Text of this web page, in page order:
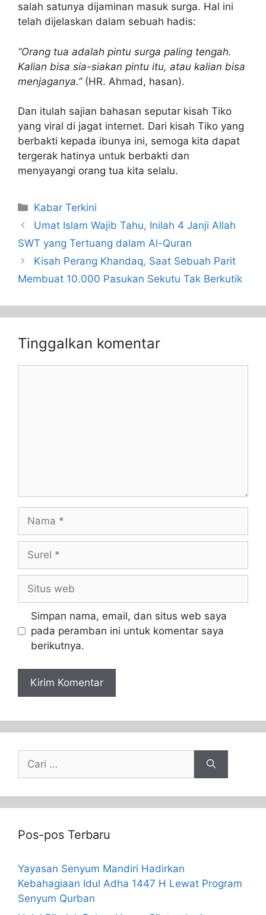
salah satunya dijaminan masuk surga. Hal ini
telah dijelaskan dalam sebuah hadis:
“Orang tua adalah pintu surga paling tengah.
Kalian bisa sia-siakan pintu itu, atau kalian bisa
menjaganya.”(HR. Ahmad, hasan).
Dan itulah sajian bahasan seputar kisah Tiko
yang viral di jagat internet. Dari kisah Tiko yang
berbakti kepada ibunya ini, semoga kita dapat
tergerak hatinya untuk berbakti dan
menyayangi orang tua kita selalu.
Kabar Terkini
Umat Islam Wajib Tahu, Inilah 4 Janji Allah
SWT yang Tertuang dalam Al-Quran
Kisah Perang Khandaq, Saat Sebuah Parit
Membuat 10.000 Pasukan Sekutu Tak Berkutik
Tinggalkan komentar
Simpan nama, email, dan situs web saya
pada peramban ini untuk komentar saya
berikutnya.
Pos-pos Terbaru
Yayasan Senyum Mandiri Hadirkan
Kebahagiaan Idul Adha 1447 H Lewat Program
Senyum Qurban